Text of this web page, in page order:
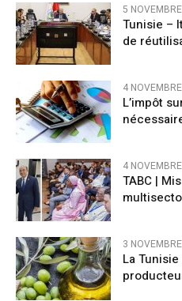
5
Tunisie –
de
4
L’impôt
4
TABC |
3
La